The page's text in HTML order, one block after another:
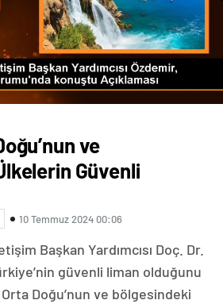
ve
Güvenli
10 Temmuz 2024 00:06
Başkan Yardımcısı Doç. Dr.
güvenli liman olduğunu
Doğu’nun ve bölgesindeki